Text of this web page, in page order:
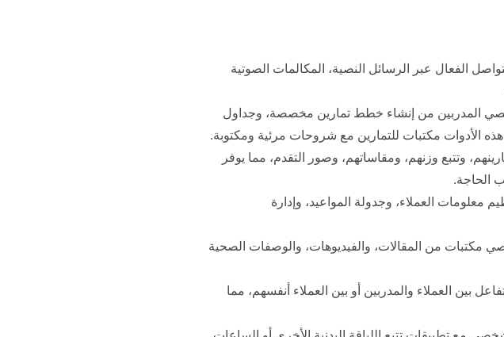
الفعال عبر الرسائل النصية، المكالمات الصوتية
المدربين من إنشاء خطط تمارين مخصصة، وجداول
الأدوات مكتبات للتمارين مع شروحات مرئية ومكتوبة.
وتتبع وزنهم، ومقاساتهم، وصور التقدم، مما يوفر
الحاجة.
العملاء، وجدولة المواعيد، وإدارة
من المقالات، والفيديوهات، والوصفات الصحية
العملاء والمدربين أو بين العملاء أنفسهم، مما